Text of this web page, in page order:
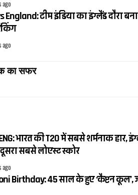
ago
England: टीम इंडिया का इंग्लैंड दौरा
ago
का सफर
भारत की T20 में सबसे शर्मनाक हार,
सबसे लोएस्ट स्कोर
ago
Birthday: 45 साल के हुए ‘कैप्टन